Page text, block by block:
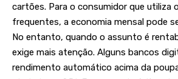
cartões. Para o consumidor que utiliza
frequentes, a economia mensal pode
No entanto, quando o assunto é
exige mais atenção. Alguns bancos
rendimento automático acima da